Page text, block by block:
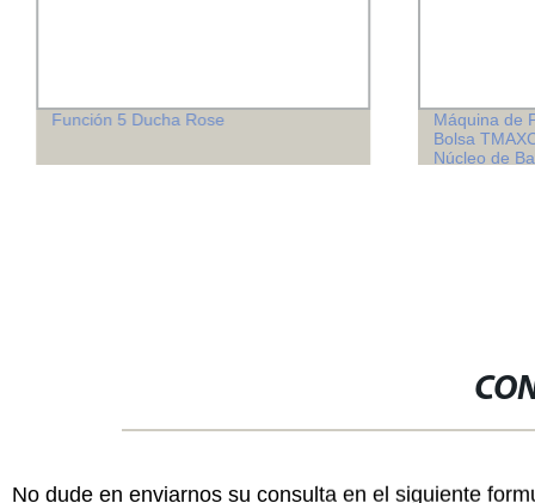
Función 5 Ducha Rose
Máquina de
Bolsa
Núcleo de
No dude en enviarnos su consulta en el siguiente